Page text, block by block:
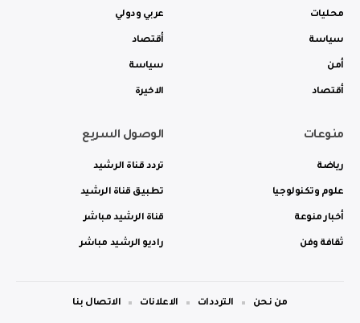
محليات
سياسة
أمن
أقتصاد
عربي ودولي
أقتصاد
سياسة
الاخيرة
منوعات
رياضة
علوم وتكنولوجيا
أخبار منوعة
ثقافة وفن
الوصول السريع
تردد قناة الرشيد
تطبيق قناة الرشيد
قناة الرشيد مباشر
راديو الرشيد مباشر
من نحن الترددات الاعلانات الاتصال بنا